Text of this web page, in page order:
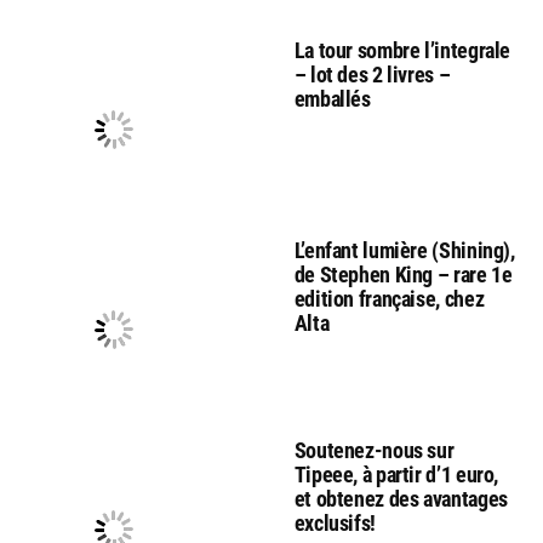
La tour sombre l’integrale
– lot des 2 livres –
emballés
L’enfant lumière (Shining),
de Stephen King – rare 1e
edition française, chez
Alta
Soutenez-nous sur
Tipeee, à partir d’1 euro,
et obtenez des avantages
exclusifs!